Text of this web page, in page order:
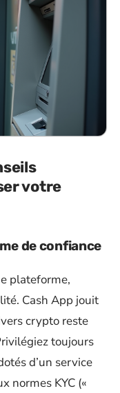
votre
de confiance
plateforme,
Cash App jouit
crypto reste
toujours
d’un service
normes KYC («